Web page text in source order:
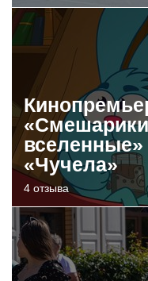
«Чучела»
4 отзыва